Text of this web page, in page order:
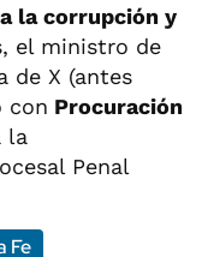
la corrupción y
el ministro de
de X (antes
con Procuración
la
Penal
Fe